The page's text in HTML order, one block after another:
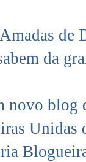
Amadas de
da
novo blog
Unidas